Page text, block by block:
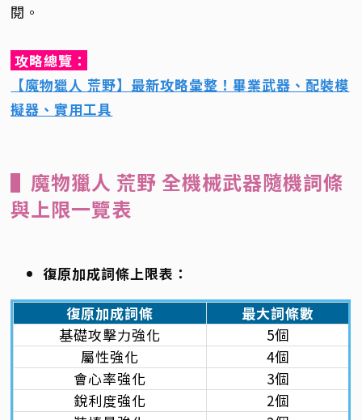
閱。
攻略總覽：
【魔物獵人 荒野】最新攻略彙整！畢業武器、配裝模
擬器、實用工具
▌魔物獵人 荒野 全機械武器隨機詞條
與上限一覽表
復原加成詞條上限表：
復原加成詞條
最大詞條數
基礎攻擊力強化
5個
屬性強化
4個
會心率強化
3個
銳利度強化
2個